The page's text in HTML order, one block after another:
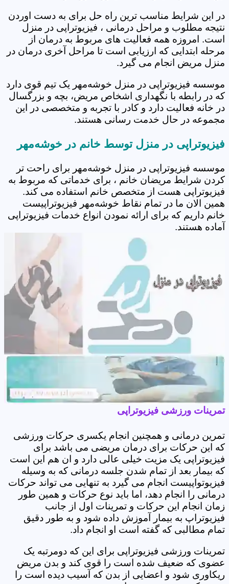
در این شرایط مناسب ترین راه حل برای به دست اوردن
نتیجه مطلوب و مراحل درمانی ، فیزیوتراپی در منزل
است. امروزه همه فعالیت های مربوط به درمان از
مرحله ابتدایی که ارزیابی است تا مراحل آخری درمان در
منزل مریض انجام می گیرد.
موسسه فیزیوتراپی در منزل خوشه‌مهر یک تیم قوی دارد
که در رابطه با نگهداری اشخاص مریض، بچه و بزرگسال
در خانه فعالیت دارد و کادر با تجربه و متخصصی در این
مجموعه در حال خدمت رسانی هستند.
فیزیوتراپی در منزل توسط خانم در خوشه‌مهر
موسسه فیزیوتراپی در منزل خوشه‌مهر برای راحت تر
کردن شرایط مریضان خانم ، برای خدماتی که مربوط به
فیزیوتراپی هست از متخصص خانم استفاده می کند.
همین الان ما در تمام نقاط خوشه‌مهر فیزیوتراپیست
خانم داریم که برای ارائه نمودن انواع خدمات فیزیوتراپی
آماده هستند.
تمرینات ورزشی فیزیوتراپی
تمرین درمانی و همچنین انجام یکسری حرکات ورزشی
که این حرکات برای درمان مریضی می باشد برای
فیزیوتراپی یک مزیت خیلی عالی دارد و ان هم این است
که بیمار بعد از تمام شدن جلسه درمانی که به وسیله
فیزیوتواپیست انجام می گیرد به تنهایی می تواند حرکات
درمانی را انجام دهد، اما باید نوع حرکات و همین طور
زمان انجام این حرکات و تمرینات اول از جانب
فیزیوتراپ به بیمار آموزش داده شود و به طور دقیق
تمام مطالبی که گفته است او انجام داد.
تمرینات ورزشی فیزیوتراپی برای این که دومرتبه یک
عضوی که ضعیف شده است را قوی کند و بدن مریض
ریکاوری شود و اعضایی از بدن که آسیب دیده است را